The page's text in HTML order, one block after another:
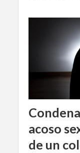
acoso
de un